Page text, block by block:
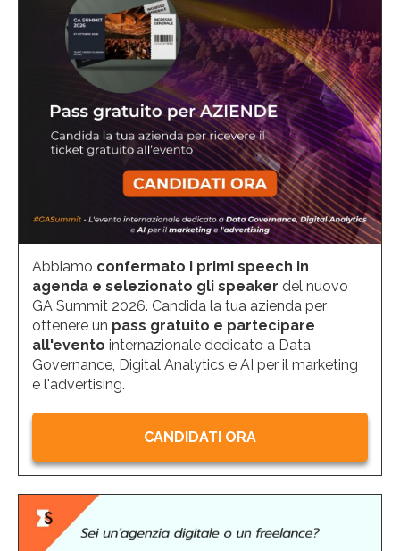
Abbiamo confermato i primi speech in
agenda e selezionato gli speaker del nuovo
GA Summit 2026. Candida la tua azienda per
ottenere un pass gratuito e partecipare
all'evento internazionale dedicato a Data
Governance, Digital Analytics e AI per il marketing
e l'advertising.
CANDIDATI ORA